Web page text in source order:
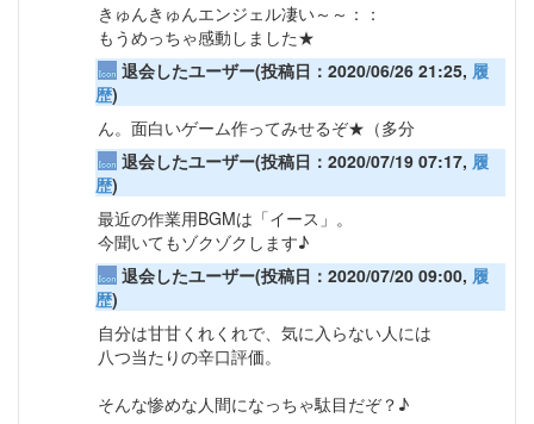
きゅんきゅんエンジェル凄い～～：：
もうめっちゃ感動しました★
退会したユーザー(投稿日：2020/06/26 21:25, 履
歴)
ん。面白いゲーム作ってみせるぞ★（多分
退会したユーザー(投稿日：2020/07/19 07:17, 履
歴)
最近の作業用BGMは「イース」。
今聞いてもゾクゾクします♪
退会したユーザー(投稿日：2020/07/20 09:00, 履
歴)
自分は甘甘くれくれで、気に入らない人には
八つ当たりの辛口評価。
そんな惨めな人間になっちゃ駄目だぞ？♪